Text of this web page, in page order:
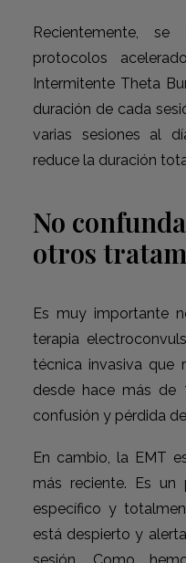
Recientemente, se
protocolos
Intermitente Theta
duración de cada
varias sesiones al
reduce la duración
No
otros
Es muy importante
terapia
técnica invasiva que
desde hace más de
confusión y pérdida
En cambio, la EMT
más reciente. Es un
específico y
está despierto y